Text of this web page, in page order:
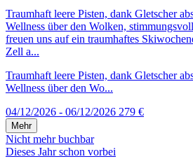
Traumhaft leere Pisten, dank Gletscher
Wellness über den Wolken,
freuen uns auf ein traumhaftes
Zell a...
Traumhaft leere Pisten, dank Gletscher
Wellness über den Wo...
04/12/2026 - 06/12/2026 279 €
Mehr
Nicht mehr buchbar
Dieses Jahr schon vorbei